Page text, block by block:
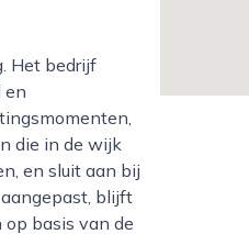
en
die in de wijk
en sluit aan bij
blijft
op basis van de